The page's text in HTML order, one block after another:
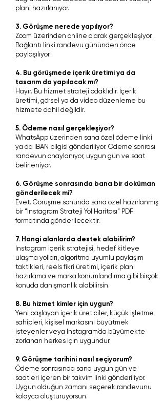
planı hazırlanıyor.
3. Görüşme nerede yapılıyor?
Zoom üzerinden online olarak gerçekleşiyor.
Bağlantı linki randevu gününden önce
paylaşılıyor.
4. Bu görüşmede içerik üretimi ya da
tasarım da yapılacak mı?
Hayır. Bu hizmet strateji odaklıdır. İçerik
üretimi, görsel ya da video düzenleme bu
hizmete dahil değildir.
5. Ödeme nasıl gerçekleşiyor?
WhatsApp üzerinden sana özel ödeme linki
ya da IBAN bilgisi gönderiliyor. Ödeme sonrası
randevun onaylanıyor, uygun gün ve saat
belirleniyor.
6. Görüşme sonrasında bana bir doküman
gönderilecek mi?
Evet. Görüşme sonunda sana özel hazırlanmış
bir “Instagram Strateji Yol Haritası” PDF
formatında gönderilecektir.
7. Hangi alanlarda destek alabilirim?
Instagram içerik stratejisi, hedef kitleye
ulaşma yolları, algoritma uyumlu paylaşım
taktikleri, reels fikri üretimi, içerik planı
hazırlama ve marka konumlandırma gibi birçok
konuda danışmanlık alabilirsin.
8. Bu hizmet kimler için uygun?
Yeni başlayan içerik üreticiler, küçük işletme
sahipleri, kişisel markasını büyütmek
isteyenler veya Instagram’da büyümekte
zorlanan herkes için uygundur.
9. Görüşme tarihini nasıl seçiyorum?
Ödeme sonrasında sana uygun gün ve
saatleri içeren bir takvim linki gönderiliyor.
Uygun olduğun zamanı seçerek randevunu
kolayca oluşturuyorsun.